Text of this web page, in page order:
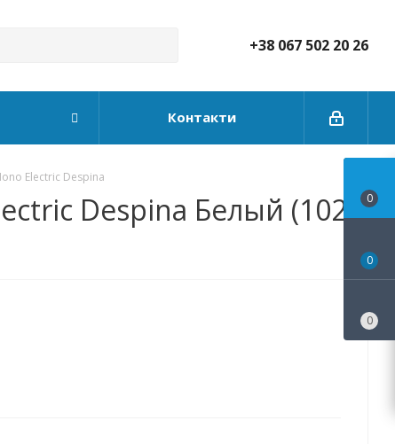
+38 067 502 20 26
Контакти
Electric Despina
Despina Белый (102- 0
0
0